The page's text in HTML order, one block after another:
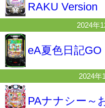
RAKU Version
2024年
eA夏色日記GO
2024年
PAナナシー～